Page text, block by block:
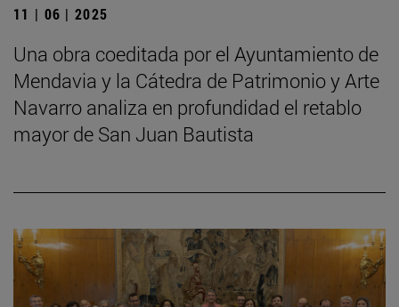
11 | 06 | 2025
Una obra coeditada por el Ayuntamiento de
Mendavia y la Cátedra de Patrimonio y Arte
Navarro analiza en profundidad el retablo
mayor de San Juan Bautista